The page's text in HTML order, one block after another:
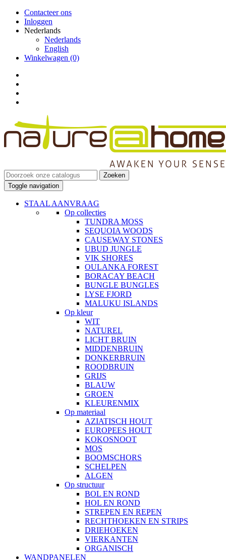
Contacteer ons
Inloggen
Nederlands
Nederlands
English
Winkelwagen (0)
Zoeken
Toggle navigation
STAAL AANVRAAG
Op collecties
TUNDRA MOSS
SEQUOIA WOODS
CAUSEWAY STONES
UBUD JUNGLE
VIK SHORES
OULANKA FOREST
BORACAY BEACH
BUNGLE BUNGLES
LYSE FJORD
MALUKU ISLANDS
Op kleur
WIT
NATUREL
LICHT BRUIN
MIDDENBRUIN
DONKERBRUIN
ROODBRUIN
GRIJS
BLAUW
GROEN
KLEURENMIX
Op materiaal
AZIATISCH HOUT
EUROPEES HOUT
KOKOSNOOT
MOS
BOOMSCHORS
SCHELPEN
ALGEN
Op structuur
BOL EN ROND
HOL EN ROND
STREPEN EN REPEN
RECHTHOEKEN EN STRIPS
DRIEHOEKEN
VIERKANTEN
ORGANISCH
WANDPANELEN